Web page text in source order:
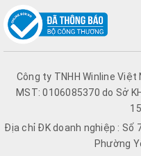
Công ty TNHH Winline Việt
MST: 0106085370 do Sở
Địa chỉ ĐK doanh nghiệp : Số
Phường